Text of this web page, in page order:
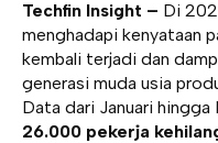
Techfin Insight – Di
menghadapi kenyataan
kembali terjadi dan
generasi muda usia
Data dari Januari
26.000 pekerja